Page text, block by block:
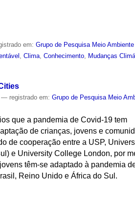
em:Grupo de Pesquisa Meio
,Clima,Conhecimento, Mudanças
— registrado em:Grupo de Pesquisa Meio
que a pandemia de Covid-19 tem
de crianças, jovens e
de cooperação entre a USP,
e University College London, por
têm-se adaptado à pandemia
Reino Unido e África do Sul.